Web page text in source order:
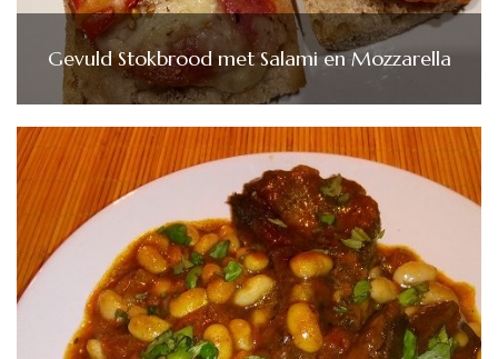
Gevuld Stokbrood met Salami en Mozzarella